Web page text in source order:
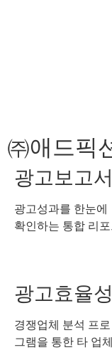
㈜애드픽
광고보고서
광고성과를 한눈에
확인하는 통합 리포
광고효율성
경쟁업체 분석 프로
그램을 통한 타 업체